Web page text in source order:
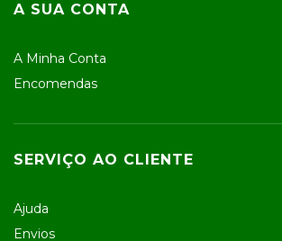
A SUA CONTA
A Minha Conta
Encomendas
SERVIÇO AO CLIENTE
Ajuda
Envios